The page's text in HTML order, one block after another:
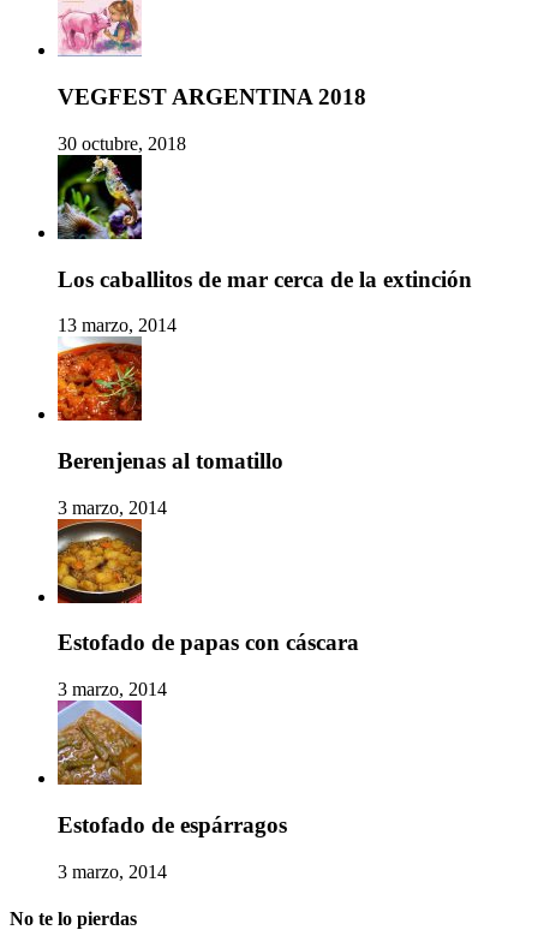
VEGFEST ARGENTINA 2018
30 octubre, 2018
Los caballitos de mar cerca de la extinción
13 marzo, 2014
Berenjenas al tomatillo
3 marzo, 2014
Estofado de papas con cáscara
3 marzo, 2014
Estofado de espárragos
3 marzo, 2014
No te lo pierdas